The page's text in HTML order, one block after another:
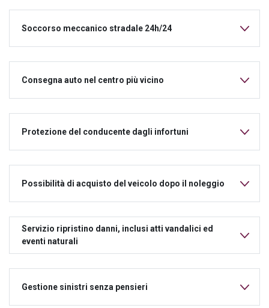
Soccorso meccanico stradale 24h/24
Consegna auto nel centro più vicino
Protezione del conducente dagli infortuni
Possibilità di acquisto del veicolo dopo il noleggio
Servizio ripristino danni, inclusi atti vandalici ed
eventi naturali
Gestione sinistri senza pensieri